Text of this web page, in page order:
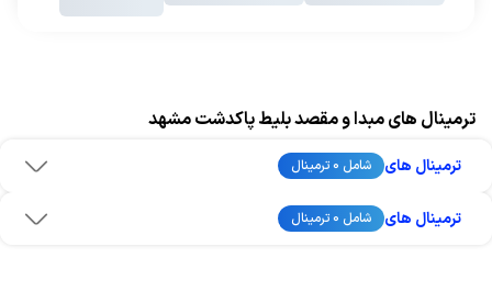
ترمینال های مبدا و مقصد بلیط پاکدشت مشهد
ترمینال های شامل 0 ترمینال
ترمینال های شامل 0 ترمینال